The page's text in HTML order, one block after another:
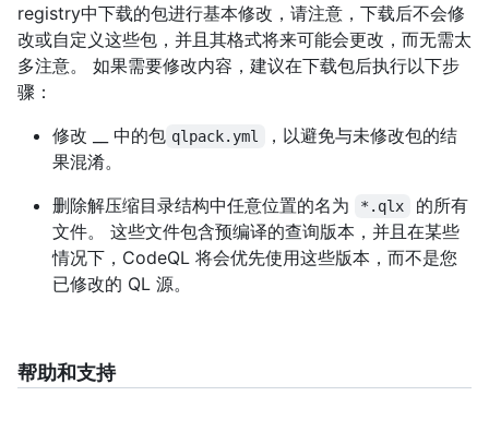
registry中下载的包进行基本修改，请注意，下载后不会修
改或自定义这些包，并且其格式将来可能会更改，而无需太
多注意。 如果需要修改内容，建议在下载包后执行以下步
骤：
修改 __ 中的包 qlpack.yml
，以避免与未修改包的结
果混淆。
删除解压缩目录结构中任意位置的名为
*.qlx
的所有
文件。 这些文件包含预编译的查询版本，并且在某些
情况下，CodeQL 将会优先使用这些版本，而不是您
已修改的 QL 源。
帮助和支持